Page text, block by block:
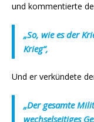
und kommentierte
„So, wie es der
Krieg“,
Und er verkündete
„Der gesamte
wechselseitiges